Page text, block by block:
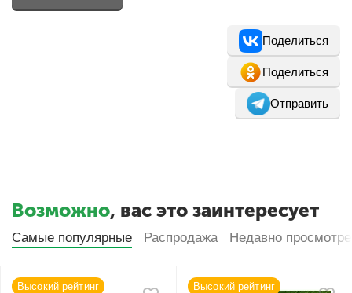
Поделиться
Поделиться
Отправить
Возможно, вас это заинтересует
Самые популярные Распродажа Недавно
Высокий рейтинг Высокий рейтинг